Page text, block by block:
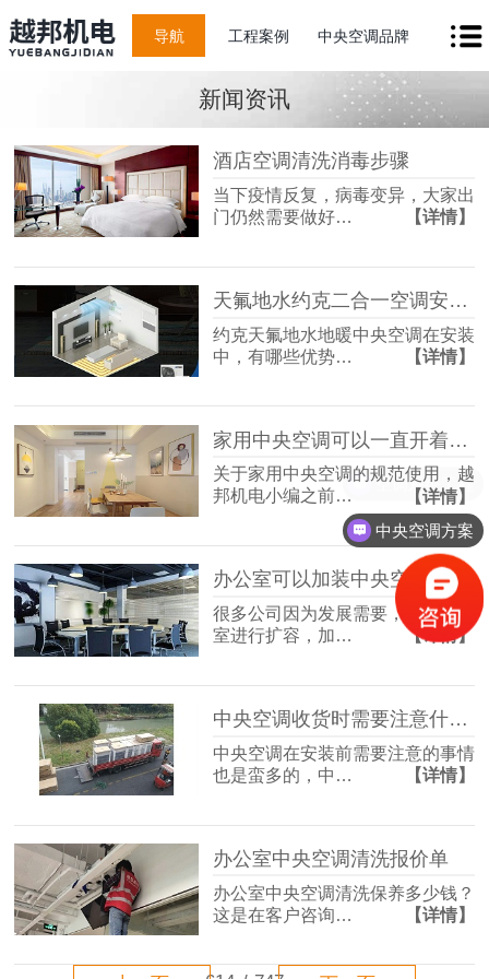
导航 工程案例 中央空调品牌
新闻资讯
酒店空调清洗消毒步骤
当下疫情反复，病毒变异，大家出
门仍然需要做好…
【详情】
天氟地水约克二合一空调安装优势
约克天氟地水地暖中央空调在安装
中，有哪些优势…
【详情】
家用中央空调可以一直开着还是开开停停？
关于家用中央空调的规范使用，越
邦机电小编之前…
【详情】
办公室可以加装中央空调吗？
很多公司因为发展需要，要对办公
室进行扩容，加…
【详情】
中央空调收货时需要注意什么？
中央空调在安装前需要注意的事情
也是蛮多的，中…
【详情】
办公室中央空调清洗报价单
办公室中央空调清洗保养多少钱？
这是在客户咨询…
【详情】
空调系统工程
中央空调方案